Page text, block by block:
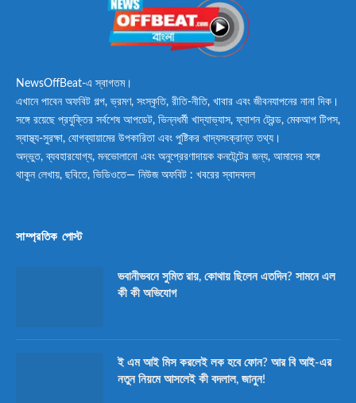
NewsOffBeat-এ স্বাগতম।
এখানে পাবেন অফবিট গল্প, ভ্রমণ, সংস্কৃতি, রীতি-নীতি, খাবার এবং জীবনযাপনের নানা দিক।
সঙ্গে রয়েছে প্রযুক্তির সর্বশেষ আপডেট, ভিন্নধর্মী খাদ্যাভ্যাস, ফ্যাশন ট্রেন্ড, মেকআপ টিপস,
স্বাস্থ্য-সুরক্ষা, যোগব্যায়ামের উপকারিতা এবং পুষ্টিকর খাদ্যসংক্রান্ত তথ্য।
অদ্ভুত, ব্যবহারযোগ্য, মনভোলানো এবং অনুপ্রেরণাদায়ক কনটেন্টের জন্য, আমাদের সঙ্গে
থাকুন লেখায়, ছবিতে, ভিডিওতে— নিউজ অফবিট : খবরের স্বাদবদল
সাম্প্রতিক পোস্ট
ভবানীভবনে সুমিত রায়, কোথায় ছিলেন এতদিন? সামনে এল
কী কী অভিযোগ
ই এম আই মিস করলেই লক হবে ফোন? আর বি আই-এর
নতুন নিয়মে আসলেই কী বদলাল, জানুন!